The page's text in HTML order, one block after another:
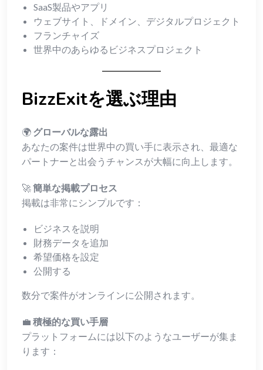
SaaS製品やアプリ
ウェブサイト、ドメイン、デジタルプロジェクト
フランチャイズ
世界中のあらゆるビジネスプロジェクト
BizzExitを選ぶ理由
🌍 グローバルな露出
あなたの案件は世界中の買い手に表示され、最適な
パートナーと出会うチャンスが大幅に向上します。
🚀簡単な掲載プロセス
掲載は非常にシンプルです：
ビジネスを説明
財務データを追加
希望価格を設定
公開する
数分で案件がオンラインに公開されます。
💼 積極的な買い手層
プラットフォームには以下のようなユーザーが集ま
ります：